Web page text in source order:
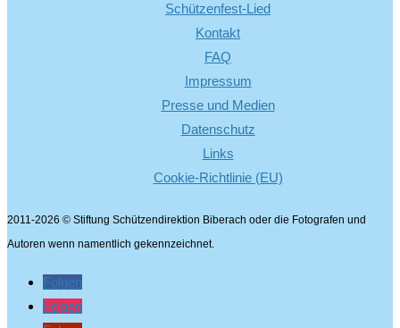
Schützenfest-Lied
Kontakt
FAQ
Impressum
Presse und Medien
Datenschutz
Links
Cookie-Richtlinie (EU)
2011-2026 © Stiftung Schützendirektion Biberach oder die Fotografen und
Autoren wenn namentlich gekennzeichnet.
Folgen
Folgen